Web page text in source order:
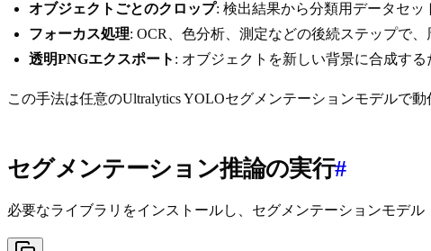
オブジェクトごとのクロップ: 検出結果から分類用データセッ
フォーカス処理: OCR、色分析、測定などの後続ステップで
透明PNGエクスポート : オブジェクトを新しい背景に合成する
この手法は任意のUltralytics YOLOセグメンテーションモデルで動
セグメンテーション推論の実行#
必要なライブラリをインストールし、セグメンテーションモデル